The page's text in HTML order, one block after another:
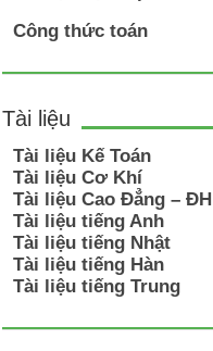
Công thức toán
Tài liệu
Tài liệu Kế Toán
Tài liệu Cơ Khí
Tài liệu Cao Đẳng – ĐH
Tài liệu tiếng Anh
Tài liệu tiếng Nhật
Tài liệu tiếng Hàn
Tài liệu tiếng Trung